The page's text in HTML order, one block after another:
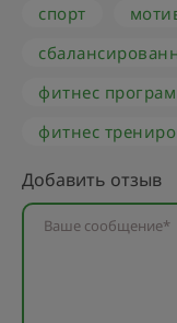
спорт
фитнес
фитнес
Добавить отзыв
Ваше сообщение*